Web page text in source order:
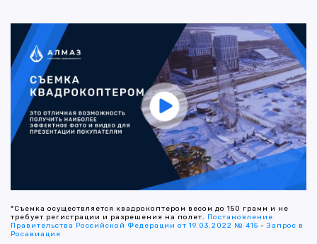
*Съемка осуществляется квадрокоптером весом до 150 грамм и не
требует регистрации и разрешения на полет. Постановление
Правительства Российской Федерации от 19.03.2022 № 415 -Запрос в
Росавиация